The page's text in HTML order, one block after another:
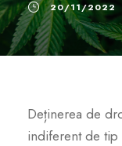
20/11/2022
Deținerea de
indiferent de tip